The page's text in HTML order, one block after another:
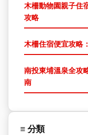
木柵動物園親子住
攻略
木柵住宿便宜攻略
南投東埔溫泉全攻
南
≡ 分類